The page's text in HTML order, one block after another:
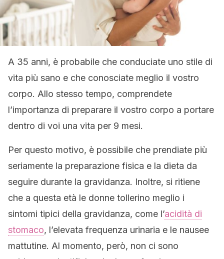
A 35 anni, è probabile che conduciate uno stile di
vita più sano e che conosciate meglio il vostro
corpo. Allo stesso tempo, comprendete
l’importanza di preparare il vostro corpo a portare
dentro di voi una vita per 9 mesi.
Per questo motivo, è possibile che prendiate più
seriamente la preparazione fisica e la dieta da
seguire durante la gravidanza. Inoltre, si ritiene
che a questa età le donne tollerino meglio i
sintomi tipici della gravidanza, come l’acidità di
stomaco, l’elevata frequenza urinaria e le nausee
mattutine. Al momento, però, non ci sono